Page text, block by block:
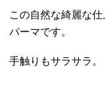
この自然な綺麗な
パーマです。
手触りもサラサラ。